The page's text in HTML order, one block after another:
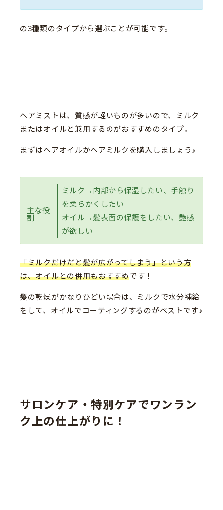
の3種類のタイプから選ぶことが可能です。
ヘアミストは、質感が軽いものが多いので、ミルク
またはオイルと兼用するのがおすすめのタイプ。
まずはヘアオイルかヘアミルクを購入しましょう♪
主な役
割
ミルク→内部から保湿したい、手触り
を柔らかくしたい
オイル→髪表面の保護をしたい、艶感
が欲しい
「ミルクだけだと髪が広がってしまう」という方
は、オイルとの併用もおすすめです！
髪の乾燥がかなりひどい場合は、ミルクで水分補給
をして、オイルでコーティングするのがベストです♪
サロンケア・特別ケアでワンラン
ク上の仕上がりに！